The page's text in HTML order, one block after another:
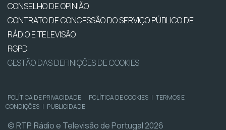
CONSELHO DE OPINIÃO
CONTRATO DE CONCESSÃO DO SERVIÇO PÚBLICO DE
RÁDIO E TELEVISÃO
RGPD
GESTÃO DAS DEFINIÇÕES DE COOKIES
POLÍTICA DE PRIVACIDADE | POLÍTICA DE COOKIES | TERMOS E
CONDIÇÕES | PUBLICIDADE
© RTP, Rádio e Televisão de Portugal 2026